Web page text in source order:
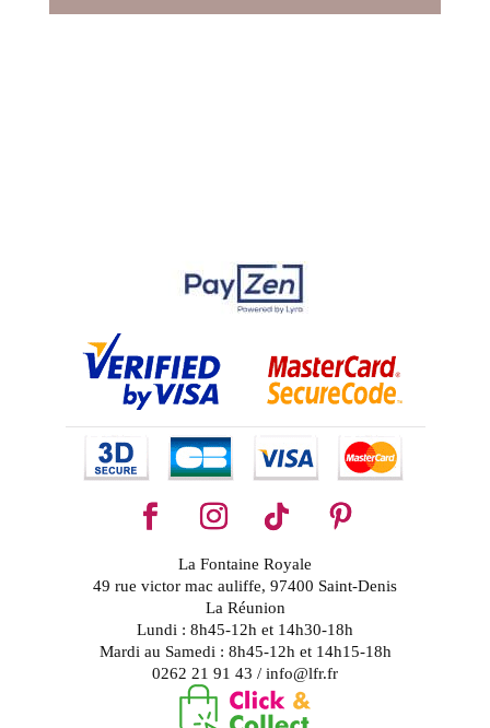
La Fontaine Royale
49 rue victor mac auliffe, 97400 Saint-Denis
La Réunion
Lundi : 8h45-12h et 14h30-18h
Mardi au Samedi : 8h45-12h et 14h15-18h
0262 21 91 43 / info@lfr.fr